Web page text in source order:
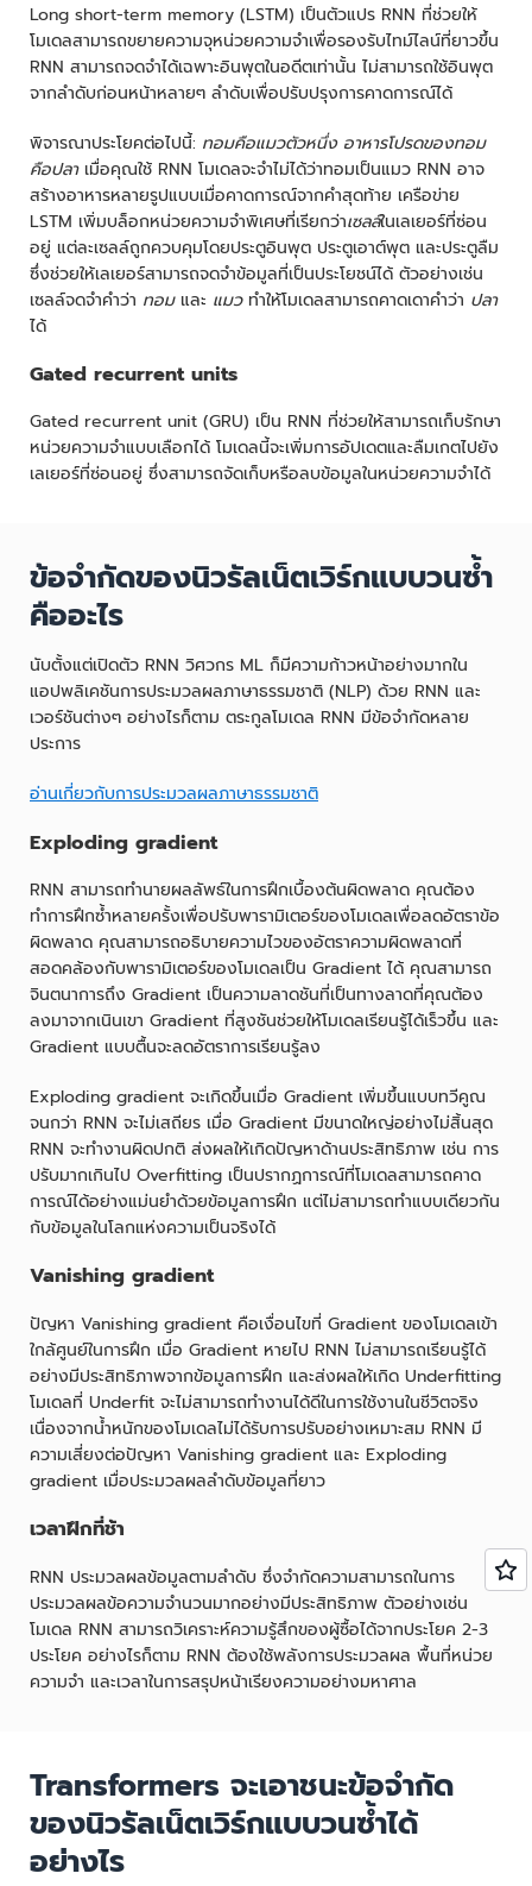
Long short-term memory (LSTM) เป็นตัวแปร RNN ที่ช่วยให้
โมเดลสามารถขยายความจุหน่วยความจำเพื่อรองรับไทม์ไลน์ที่ยาวขึ้น
RNN สามารถจดจำได้เฉพาะอินพุตในอดีตเท่านั้น ไม่สามารถใช้อินพุต
จากลำดับก่อนหน้าหลายๆ ลำดับเพื่อปรับปรุงการคาดการณ์ได้
พิจารณาประโยคต่อไปนี้: ทอมคือแมวตัวหนึ่งอาหารโปรดของทอม
คือปลาเมื่อคุณใช้ RNN โมเดลจะจำไม่ได้ว่าทอมเป็นแมว RNN อาจ
สร้างอาหารหลายรูปแบบเมื่อคาดการณ์จากคำสุดท้าย เครือข่าย
LSTM เพิ่มบล็อกหน่วยความจำพิเศษที่เรียกว่าเซลล์ในเลเยอร์ที่ซ่อน
อยู่ แต่ละเซลล์ถูกควบคุมโดยประตูอินพุต ประตูเอาต์พุต และประตูลืม
ซึ่งช่วยให้เลเยอร์สามารถจดจำข้อมูลที่เป็นประโยชน์ได้ ตัวอย่างเช่น
เซลล์จดจำคำว่า ทอมและ แมวทำให้โมเดลสามารถคาดเดาคำว่า ปลา
ได้
Gated recurrent units
Gated recurrent unit (GRU) เป็น RNN ที่ช่วยให้สามารถเก็บรักษา
หน่วยความจำแบบเลือกได้ โมเดลนี้จะเพิ่มการอัปเดตและลืมเกตไปยัง
เลเยอร์ที่ซ่อนอยู่ ซึ่งสามารถจัดเก็บหรือลบข้อมูลในหน่วยความจำได้
ข้อจำกัดของนิวรัลเน็ตเวิร์กแบบวนซ้ำ
คืออะไร
นับตั้งแต่เปิดตัว RNN วิศวกร ML ก็มีความก้าวหน้าอย่างมากใน
แอปพลิเคชันการประมวลผลภาษาธรรมชาติ (NLP) ด้วย RNN และ
เวอร์ชันต่างๆ อย่างไรก็ตาม ตระกูลโมเดล RNN มีข้อจำกัดหลาย
ประการ
อ่านเกี่ยวกับการประมวลผลภาษาธรรมชาติ
Exploding gradient
RNN สามารถทำนายผลลัพธ์ในการฝึกเบื้องต้นผิดพลาด คุณต้อง
ทำการฝึกซ้ำหลายครั้งเพื่อปรับพารามิเตอร์ของโมเดลเพื่อลดอัตราข้อ
ผิดพลาด คุณสามารถอธิบายความไวของอัตราความผิดพลาดที่
สอดคล้องกับพารามิเตอร์ของโมเดลเป็น Gradient ได้ คุณสามารถ
จินตนาการถึง Gradient เป็นความลาดชันที่เป็นทางลาดที่คุณต้อง
ลงมาจากเนินเขา Gradient ที่สูงชันช่วยให้โมเดลเรียนรู้ได้เร็วขึ้น และ
Gradient แบบตื้นจะลดอัตราการเรียนรู้ลง
Exploding gradient จะเกิดขึ้นเมื่อ Gradient เพิ่มขึ้นแบบทวีคูณ
จนกว่า RNN จะไม่เสถียร เมื่อ Gradient มีขนาดใหญ่อย่างไม่สิ้นสุด
RNN จะทำงานผิดปกติ ส่งผลให้เกิดปัญหาด้านประสิทธิภาพ เช่น การ
ปรับมากเกินไป Overfitting เป็นปรากฏการณ์ที่โมเดลสามารถคาด
การณ์ได้อย่างแม่นยำด้วยข้อมูลการฝึก แต่ไม่สามารถทำแบบเดียวกัน
กับข้อมูลในโลกแห่งความเป็นจริงได้
Vanishing gradient
ปัญหา Vanishing gradient คือเงื่อนไขที่ Gradient ของโมเดลเข้า
ใกล้ศูนย์ในการฝึก เมื่อ Gradient หายไป RNN ไม่สามารถเรียนรู้ได้
อย่างมีประสิทธิภาพจากข้อมูลการฝึก และส่งผลให้เกิด Underfitting
โมเดลที่ Underfit จะไม่สามารถทำงานได้ดีในการใช้งานในชีวิตจริง
เนื่องจากน้ำหนักของโมเดลไม่ได้รับการปรับอย่างเหมาะสม RNN มี
ความเสี่ยงต่อปัญหา Vanishing gradient และ Exploding
gradient เมื่อประมวลผลลำดับข้อมูลที่ยาว
เวลาฝึกที่ช้า
RNN ประมวลผลข้อมูลตามลำดับ ซึ่งจำกัดความสามารถในการ
ประมวลผลข้อความจำนวนมากอย่างมีประสิทธิภาพ ตัวอย่างเช่น
โมเดล RNN สามารถวิเคราะห์ความรู้สึกของผู้ซื้อได้จากประโยค 2-3
ประโยค อย่างไรก็ตาม RNN ต้องใช้พลังการประมวลผล พื้นที่หน่วย
ความจำ และเวลาในการสรุปหน้าเรียงความอย่างมหาศาล
Transformers จะเอาชนะข้อจำกัด
ของนิวรัลเน็ตเวิร์กแบบวนซ้ำได้
อย่างไร